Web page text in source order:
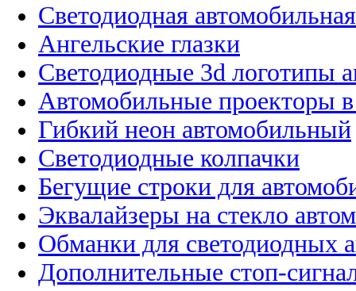
Светодиодная
Ангельские глазки
Светодиодные 3d логотипы
Автомобильные проекторы
Гибкий неон автомобильный
Светодиодные колпачки
Бегущие строки для
Эквалайзеры на стекло
Обманки для светодиодных
Дополнительные стоп-